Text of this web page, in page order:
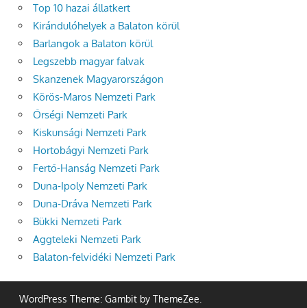
Top 10 hazai állatkert
Kirándulóhelyek a Balaton körül
Barlangok a Balaton körül
Legszebb magyar falvak
Skanzenek Magyarországon
Körös-Maros Nemzeti Park
Őrségi Nemzeti Park
Kiskunsági Nemzeti Park
Hortobágyi Nemzeti Park
Fertő-Hanság Nemzeti Park
Duna-Ipoly Nemzeti Park
Duna-Dráva Nemzeti Park
Bükki Nemzeti Park
Aggteleki Nemzeti Park
Balaton-felvidéki Nemzeti Park
WordPress Theme: Gambit by ThemeZee.